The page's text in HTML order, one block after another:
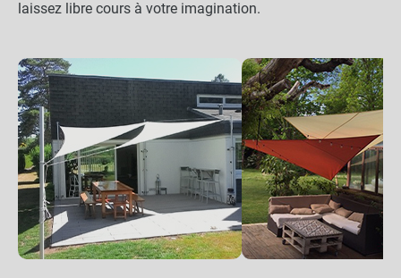
laissez libre cours à votre imagination.